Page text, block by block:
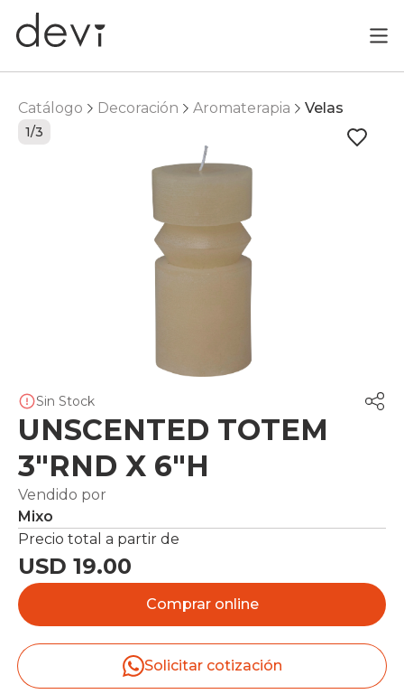
Catálogo Decoración Aromaterapia Velas
1/3
Sin Stock
UNSCENTED TOTEM
3"RND X 6"H
Vendido por
Mixo
Precio total a partir de
USD 19.00
Comprar online
Solicitar cotización